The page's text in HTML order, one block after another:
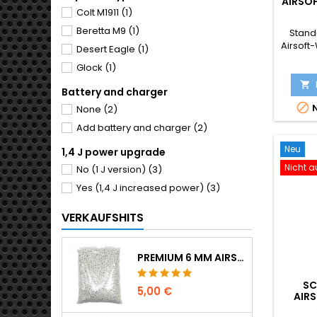
Colt M1911 (1)
Beretta M9 (1)
Desert Eagle (1)
Glock (1)
Battery and charger
None (2)
Add battery and charger (2)
1,4 J power upgrade
No (1 J version) (3)
Yes (1,4 J increased power) (3)
VERKAUFSHITS
PREMIUM 6 MM AIRSOFT BBS 0,20 G - 1000 SCHUSS, NICHT KLEMMEND, GERADE SCHIESSEND
5,00 €
Airsoft-
die
BBs


Neu
Nicht